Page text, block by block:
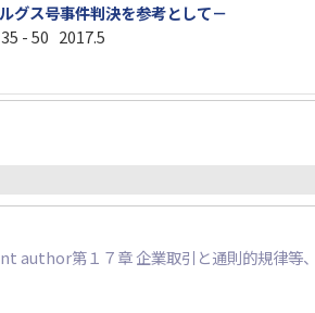
グス号事件判決を参考として－
- 50 2017.5
author第１７章 企業取引と通則的規律等